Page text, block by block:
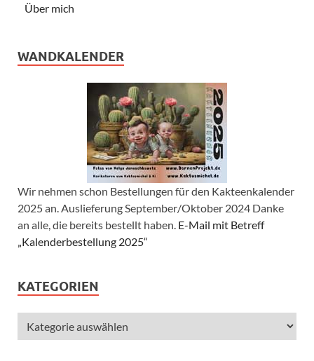
Über mich
WANDKALENDER
Wir nehmen schon Bestellungen für den Kakteenkalender
2025 an. Auslieferung September/Oktober 2024 Danke
an alle, die bereits bestellt haben. E-Mail mit Betreff
„Kalenderbestellung 2025“
KATEGORIEN